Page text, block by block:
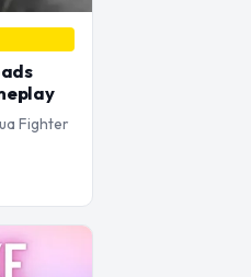
Fighter